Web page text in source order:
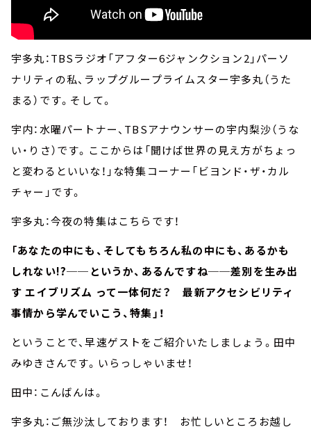
宇多丸：TBSラジオ「アフター6ジャンクション2」パーソ
ナリティの私、ラップグループライムスター宇多丸（うた
まる）です。そして。
宇内：水曜パートナー、TBSアナウンサーの宇内梨沙（うな
い・りさ）です。ここからは「聞けば世界の見え方がちょっ
と変わるといいな！」な特集コーナー「ビヨンド・ザ・カル
チャー」です。
宇多丸：今夜の特集はこちらです！
「あなたの中にも、そしてもちろん私の中にも、あるかも
しれない!?──というか、あるんですね──差別を生み出
す エイブリズム って一体何だ？ 最新アクセシビリティ
事情から学んでいこう、特集」！
ということで、早速ゲストをご紹介いたしましょう。田中
みゆきさんです。いらっしゃいませ！
田中：こんばんは。
宇多丸：ご無沙汰しております！ お忙しいところお越し